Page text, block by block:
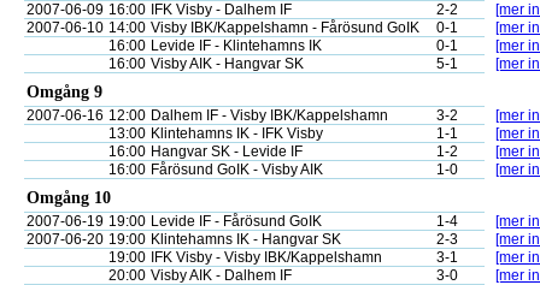
2007-06-09 16:00 IFK Visby - Dalhem IF 2-2
[mer
2007-06-10 14:00 Visby IBK/Kappelshamn - Fårösund GoIK 0-1
[mer
16:00 Levide IF - Klintehamns IK 0-1
[mer
16:00 Visby AIK - Hangvar SK 5-1 [mer
Omgång 9
2007-06-16 12:00 Dalhem IF - Visby IBK/Kappelshamn 3-2
[mer
13:00 Klintehamns IK - IFK Visby 1-1
[mer
16:00 Hangvar SK - Levide IF 1-2
[mer
16:00 Fårösund GoIK - Visby AIK 1-0 [mer
Omgång 10
2007-06-19 19:00 Levide IF - Fårösund GoIK 1-4
[mer
2007-06-20 19:00 Klintehamns IK - Hangvar SK 2-3
[mer
19:00
IFK Visby - Visby IBK/Kappelshamn 3-1
[mer
20:00 Visby AIK - Dalhem IF 3-0 [mer